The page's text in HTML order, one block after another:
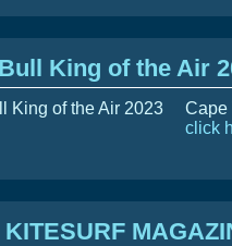
King of the Air
Cape
click
KITESURF